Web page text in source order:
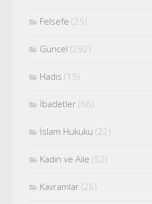
Felsefe (25)
Güncel (292)
Hadis (15)
İbadetler (66)
İslam Hukuku (22)
Kadın ve Aile (52)
Kavramlar (26)